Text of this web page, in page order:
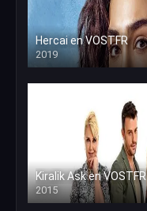
Hercai en VOSTFR
2019
Kiralik Ask en VOSTFR
2015